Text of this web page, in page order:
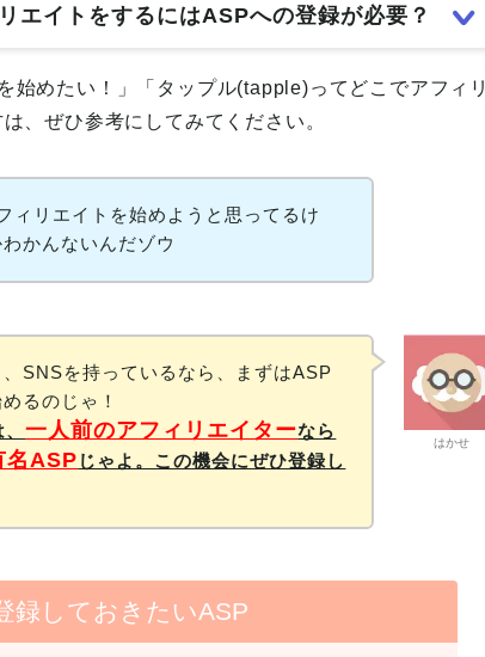
エイトをするにはASPへの登録が必要？
始めたい！」「タップル(tapple)ってどこでアフィリ
、ぜひ参考にしてみてください。
ィリエイトを始めようと思ってるけ
かんないんだゾウ
はかせ
SNSを持っているなら、まずはASP
るのじゃ！
、一人前のアフィリエイターなら
名ASP じゃよ。この機会にぜひ登録し
録しておきたいASP